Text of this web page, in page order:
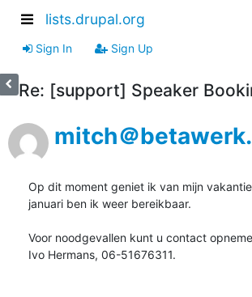
lists.drupal.org
Sign In Sign Up
Re: [support] Speaker
mitch＠
Op dit moment geniet ik van mijn
januari ben ik weer bereikbaar.
Voor noodgevallen kunt u contact
Ivo Hermans, 06-51676311.